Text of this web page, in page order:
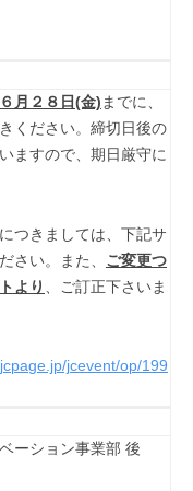
月２８日(金) までに、
ください。締切日後の
ますので、期日厳守に
つきましては、下記サ
さい。また、 ご変更つ
より
、ご訂正下さいま
jcevent/op/199
ーション事業部 後